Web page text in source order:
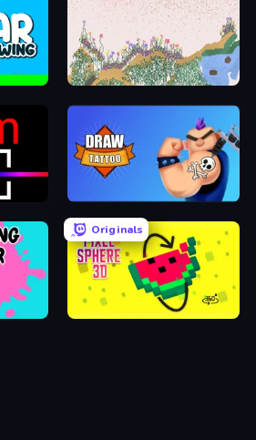
Sandspiel
Draw Tattoo
Originals
Pixel Sphere 3D